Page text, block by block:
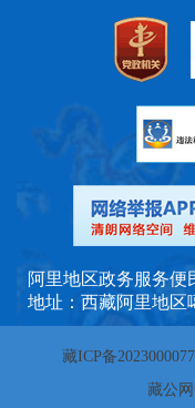
阿里地区政务服务便
地址：西藏阿里地区
藏ICP备
藏公网